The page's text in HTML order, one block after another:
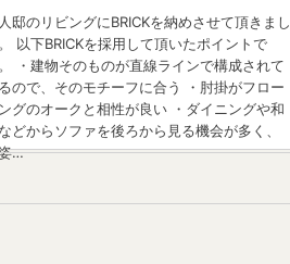
邸のリビングにBRICKを納めさせて頂きまし
以下BRICKを採用して頂いたポイントで
・建物そのものが直線ラインで構成されて
ので、そのモチーフに合う ・肘掛がフロー
グのオークと相性が良い ・ダイニングや和
どからソファを後ろから見る機会が多く、
…